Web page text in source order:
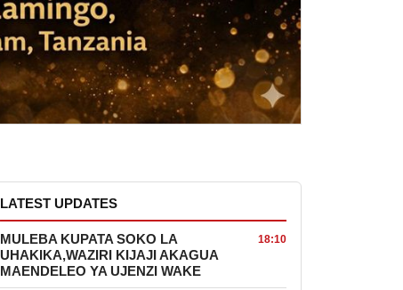
LATEST UPDATES
MULEBA KUPATA SOKO LA
UHAKIKA,WAZIRI KIJAJI AKAGUA
MAENDELEO YA UJENZI WAKE
18:10